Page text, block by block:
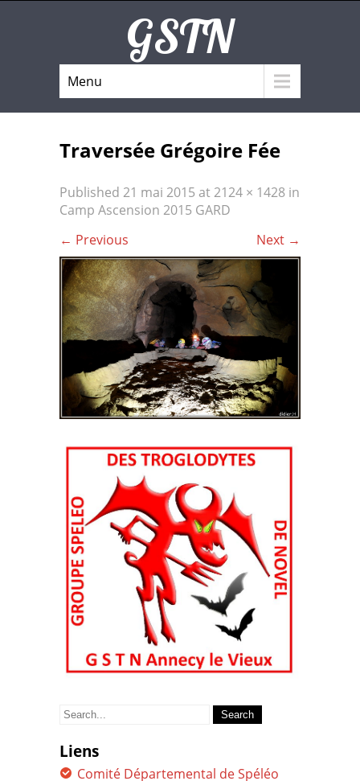
GSTN
Menu
Traversée Grégoire Fée
Published 21 mai 2015 at 2124 × 1428 in
Camp Ascension 2015 GARD
← Previous Next →
Search
Liens
Comité Départemental de Spéléo